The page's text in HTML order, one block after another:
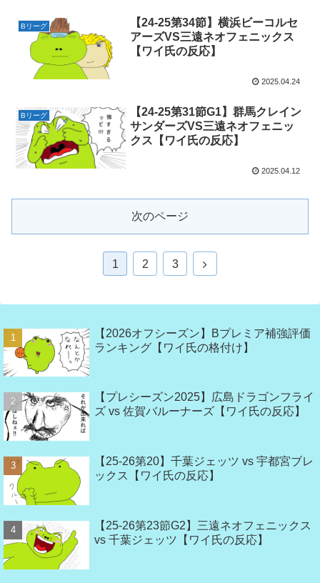
Bリーグ
【24-25第34節】横浜ビーコルセ
アーズVS三遠ネオフェニックス
【ワイ氏の反応】
2025.04.24
Bリーグ
【24-25第31節G1】群馬クレイン
サンダーズVS三遠ネオフェニッ
クス【ワイ氏の反応】
2025.04.12
次のページ
1 2 3
次
【2026オフシーズン】Bプレミア補強評価
ランキング【ワイ氏の格付け】
【プレシーズン2025】広島ドラゴンフライ
ズ vs 佐賀バルーナーズ【ワイ氏の反応】
【25-26第20】千葉ジェッツ vs 宇都宮ブレ
ックス【ワイ氏の反応】
【25-26第23節G2】三遠ネオフェニックス
vs 千葉ジェッツ【ワイ氏の反応】